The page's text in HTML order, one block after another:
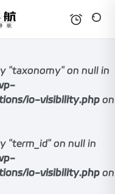
"taxonomy" on null in
io-visibility.php on
"term_id" on null in
io-visibility.php on